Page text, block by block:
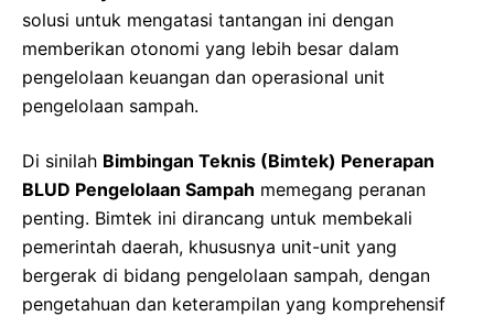
solusi untuk mengatasi tantangan ini dengan
memberikan otonomi yang lebih besar dalam
pengelolaan keuangan dan operasional unit
pengelolaan sampah.
Di sinilah Bimbingan Teknis (Bimtek) Penerapan
BLUD Pengelolaan Sampah memegang peranan
penting. Bimtek ini dirancang untuk membekali
pemerintah daerah, khususnya unit-unit yang
bergerak di bidang pengelolaan sampah, dengan
pengetahuan dan keterampilan yang komprehensif